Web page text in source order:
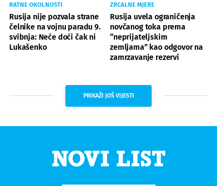
RATNE OKOLNOSTI
Rusija nije pozvala strane
čelnike na vojnu paradu 9.
svibnja: Neće doći čak ni
Lukašenko
ZRCALNE MJERE
Rusija uvela ograničenja
novčanog toka prema
“neprijateljskim
zemljama” kao odgovor na
zamrzavanje rezervi
PRIKAŽI JOŠ VIJESTI